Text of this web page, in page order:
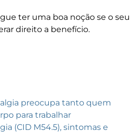
ter uma boa noção se o seu
direito a benefício.
preocupa tanto quem
para trabalhar
(CID M54.5), sintomas e